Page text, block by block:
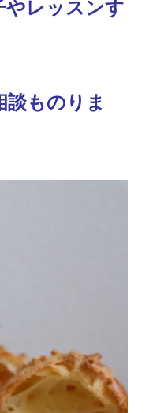
やレッスンす
談ものりま